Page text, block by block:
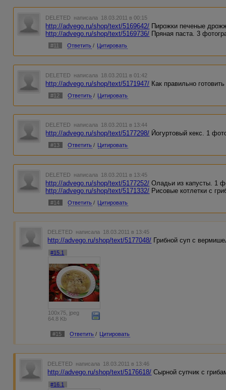
DELETED написала 18.03.2011 в 00:15
http://advego.ru/shop/text/5169642/ Пирожки печеные
http://advego.ru/shop/text/5169736/ Пряная паста. 3
#11 Ответить / Цитировать
DELETED написала 18.03.2011 в 01:42
http://advego.ru/shop/text/5171947/ Как правильно
#12 Ответить / Цитировать
DELETED написала 18.03.2011 в 13:44
http://advego.ru/shop/text/5177298/ Йогуртовый кекс. 1
#13 Ответить / Цитировать
DELETED написала 18.03.2011 в 13:45
http://advego.ru/shop/text/5177252/ Оладьи из капусты. 1
http://advego.ru/shop/text/5171332/ Рисовые котлетки с
#14 Ответить / Цитировать
DELETED написала 18.03.2011 в 13:45
http://advego.ru/shop/text/5177048/ Грибной суп с
#15.1
100x75, jpeg
64.8 Kb
#15 Ответить / Цитировать
DELETED написала 18.03.2011 в 13:46
http://advego.ru/shop/text/5176618/ Сырной супчик с
#16.1